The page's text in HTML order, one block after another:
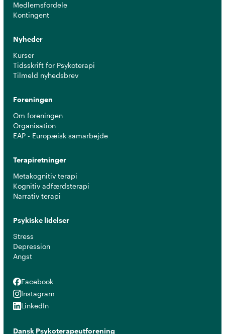
Medlemsfordele
Kontingent
Nyheder
Kurser
Tidsskrift for Psykoterapi
Tilmeld nyhedsbrev
Foreningen
Om foreningen
Organisation
EAP - Europæisk samarbejde
Terapiretninger
Metakognitiv terapi
Kognitiv adfærdsterapi
Narrativ terapi
Psykiske lidelser
Stress
Depression
Angst
Facebook
Facebook
Instagram
Instagram
LinkedIn
LinkedIn
Dansk Psykoterapeutforening